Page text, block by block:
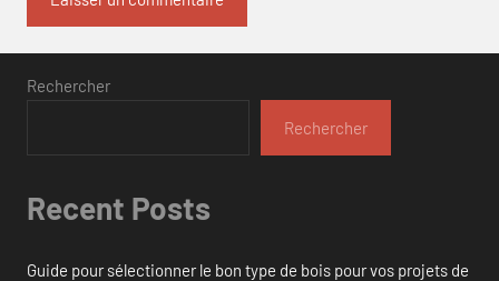
Rechercher
Rechercher
Recent Posts
Guide pour sélectionner le bon type de bois pour vos projets de